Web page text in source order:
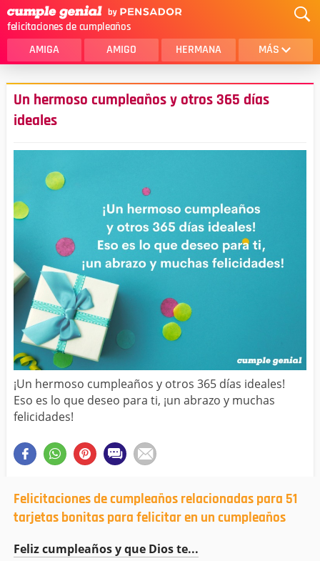
felicitaciones de cumpleaños
AMIGA AMIGO HERMANA MÁS
MAMA
AMOR
CRISTIANOS
HERMANO
ESPOSO
HOMBRE
CUÑADA
ALGUIEN ESPECIAL
TODAS LAS CATEGORÍAS
Un hermoso cumpleaños y otros 365 días
ideales
¡Un hermoso cumpleaños y otros 365 días ideales!
Eso es lo que deseo para ti, ¡un abrazo y muchas
felicidades!
Felicitaciones de cumpleaños relacionadas para 51
tarjetas bonitas para felicitar en un cumpleaños
Feliz cumpleaños y que Dios te...